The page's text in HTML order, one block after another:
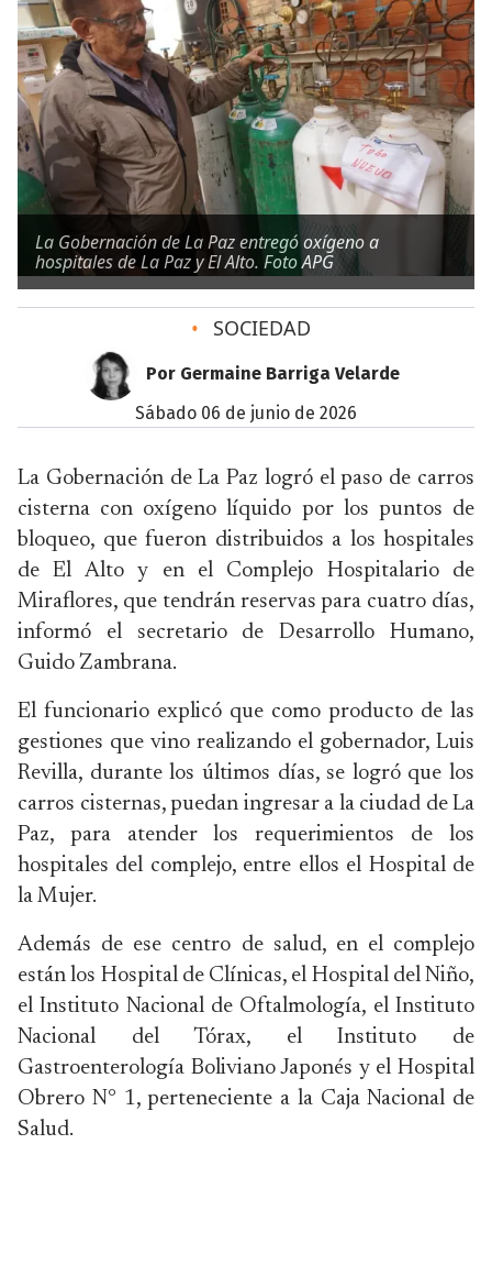
La Gobernación de La Paz entregó oxígeno a
hospitales de La Paz y El Alto. Foto APG
• SOCIEDAD
Por Germaine Barriga Velarde
sábado 06 de junio de 2026
La Gobernación de La Paz logró el paso de carros
cisterna con oxígeno líquido por los puntos de
bloqueo, que fueron distribuidos a los hospitales
de El Alto y en el Complejo Hospitalario de
Miraflores, que tendrán reservas para cuatro días,
informó el secretario de Desarrollo Humano,
Guido Zambrana.
El funcionario explicó que como producto de las
gestiones que vino realizando el gobernador, Luis
Revilla, durante los últimos días, se logró que los
carros cisternas, puedan ingresar a la ciudad de La
Paz, para atender los requerimientos de los
hospitales del complejo, entre ellos el Hospital de
la Mujer.
Además de ese centro de salud, en el complejo
están los Hospital de Clínicas, el Hospital del Niño,
el Instituto Nacional de Oftalmología, el Instituto
Nacional del Tórax, el Instituto de
Gastroenterología Boliviano Japonés y el Hospital
Obrero N° 1, perteneciente a la Caja Nacional de
Salud.